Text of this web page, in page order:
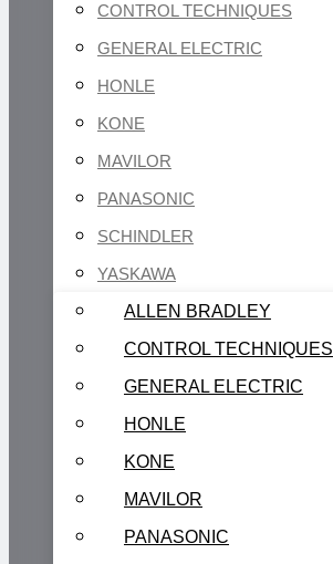
CONTROL TECHNIQUES
GENERAL ELECTRIC
HONLE
KONE
MAVILOR
PANASONIC
SCHINDLER
YASKAWA
ALLEN BRADLEY
CONTROL TECHNIQUES
GENERAL ELECTRIC
HONLE
KONE
MAVILOR
PANASONIC